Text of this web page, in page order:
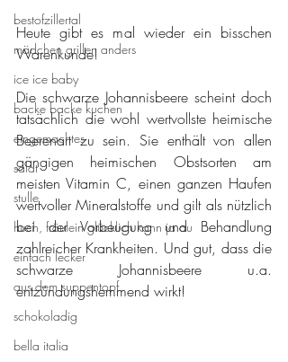
bestofzillertal
mädchen grillen anders
ice ice baby
backe backe kuchen
eingemachtes
salat
stulle
huch, fräulein glücklich kann ja au
einfach lecker
aus dem suppentopf
schokoladig
bella italia
Heute gibt es mal wieder ein bisschen
Warenkunde!
Die schwarze Johannisbeere scheint doch
tatsächlich die wohl wertvollste heimische
Beerenart zu sein. Sie enthält von allen
gängigen heimischen Obstsorten am
meisten Vitamin C, einen ganzen Haufen
wertvoller Mineralstoffe und gilt als nützlich
bei der Vorbeugung und Behandlung
zahlreicher Krankheiten. Und gut, dass die
schwarze Johannisbeere u.a.
entzündungshemmend wirkt!